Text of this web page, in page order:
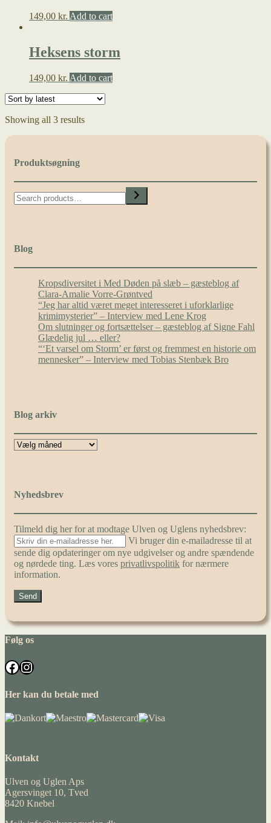
149,00 kr. Add to cart
Heksens storm
149,00 kr. Add to cart
Showing all 3 results
Produktsøgning
Search
Blog
Kropsdiversitet i Med Døden på slæb – gæsteblog af
Clara-Amalie Vorre-Grøntved
“Jeg har altid været meget interesseret i uforklarlige
krimimysterier” – Interview med Lene Krog
Om slutninger og fortsættelser – gæsteblog af Signe Fahl
Glædelig jul … eller?
“‘Et varsel om Storm’ er først og fremmest en historie om
mennesker” – Interview med Tobias Stenbæk Bro
Blog arkiv
Nyhedsbrev
Tilmeld dig her for at modtage Ulven og Uglens nyhedsbrev:
Vi bruger din e-mailadresse til at
sende dig opdateringer om nye udgivelser og andre spændende
og nørdede ting. Læs vores privatlivspolitik for nærmere
information.
Følg os
Facebook
Instagram
Her kan du betale med
Kontakt
Ulven og Uglen Aps
Agersvinget 10, Tved
8420 Knebel